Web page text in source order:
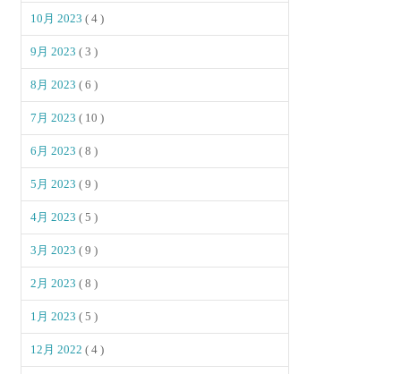
10月 2023( 4 )
9月 2023( 3 )
8月 2023( 6 )
7月 2023( 10 )
6月 2023( 8 )
5月 2023( 9 )
4月 2023( 5 )
3月 2023( 9 )
2月 2023( 8 )
1月 2023( 5 )
12月 2022( 4 )